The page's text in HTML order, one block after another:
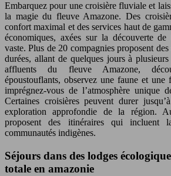
Embarquez pour une croisière fluviale et
la magie du fleuve Amazone. Des
confort maximal et des services haut de
économiques, axées sur la découverte
vaste. Plus de 20 compagnies proposent
durées, allant de quelques jours à
affluents du fleuve Amazone,
époustouflants, observez une faune et une
imprégnez-vous de l’atmosphère unique
Certaines croisières peuvent durer
exploration approfondie de la région.
proposent des itinéraires qui incluent
communautés indigènes.
Séjours dans des lodges
totale en amazonie